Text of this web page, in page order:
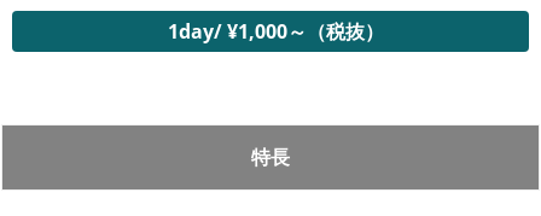
1day/ ¥1,000～（税抜）
特長